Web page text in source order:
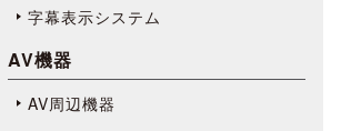
字幕表⽰システム
AV機器
AV周辺機器